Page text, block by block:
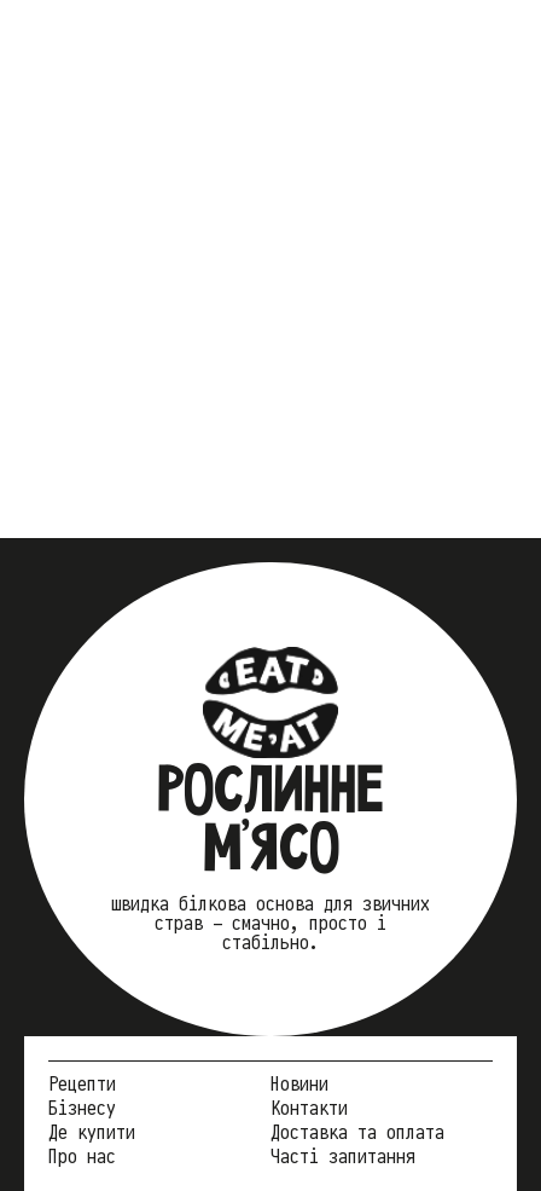
РОСЛИННЕ
М’ЯСО
швидка білкова основа для звичних
страв — смачно, просто і
стабільно.
Рецепти
Бізнесу
Де купити
Про нас
Новини
Контакти
Доставка та оплата
Часті запитання